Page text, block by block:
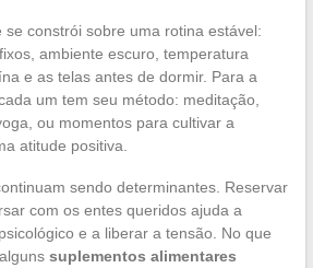
se constrói sobre uma rotina estável:
ambiente escuro, temperatura
e as telas antes de dormir. Para a
um tem seu método: meditação,
ou momentos para cultivar a
atitude positiva.
sendo determinantes. Reservar
com os entes queridos ajuda a
e a liberar a tensão. No que
suplementos alimentares